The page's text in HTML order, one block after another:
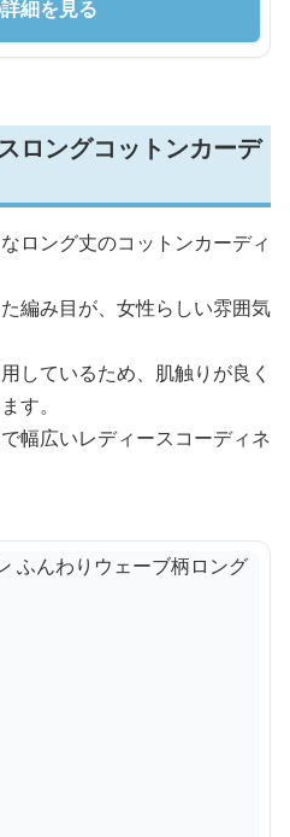
細を見る
ロングコットンカーデ
ロング丈のコットンカーディ
編み目が、女性らしい雰囲気
しているため、肌触りが良く
す。
幅広いレディースコーディネ